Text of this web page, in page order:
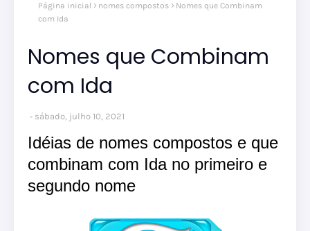
Página inicial nomes compostos
Nomes que Combinam
com Ida
Nomes que Combinam
com Ida
sábado, julho 10, 2021
Idéias de nomes compostos e que
combinam com Ida no primeiro e
segundo nome